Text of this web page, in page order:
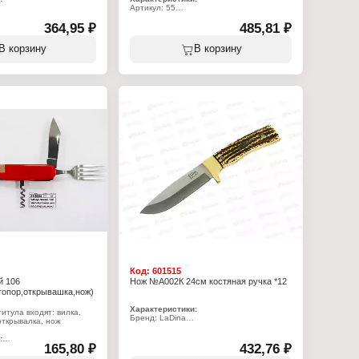
ручка
364,95 ₽
В корзину
Артикул: 55
Вид рукояти: деревянная ручка
Упаковка: в чехле
485,81 ₽
В корзину
106
входят: вилка,
нож
165,80 ₽
Код:601515
Нож №А002К 24см костяная ручка *12
Характеристики:
Бренд: LaDina
Материал ручки: костяная ручка432,76 ₽